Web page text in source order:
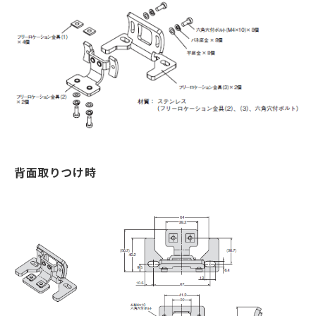
背面取りつけ時